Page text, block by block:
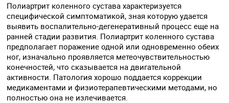
Полиартрит коленного сустава характеризуется
специфической симптоматикой, зная которую удается
выявить воспалительно-дегенеративный процесс еще на
ранней стадии развития. Полиартрит коленного сустава
предполагает поражение одной или одновременно обеих
ног, изначально проявляется метеочувствительностью
конечностей, что сказывается на двигательной
активности. Патология хорошо поддается коррекции
медикаментами и физиотерапевтическими методами, но
полностью она не излечивается.